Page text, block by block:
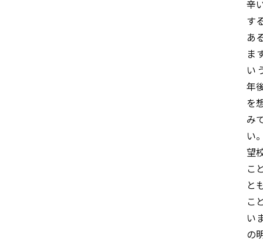
辛
す
あ
ま
い
年
を
み
い
望
こ
と
こ
い
の